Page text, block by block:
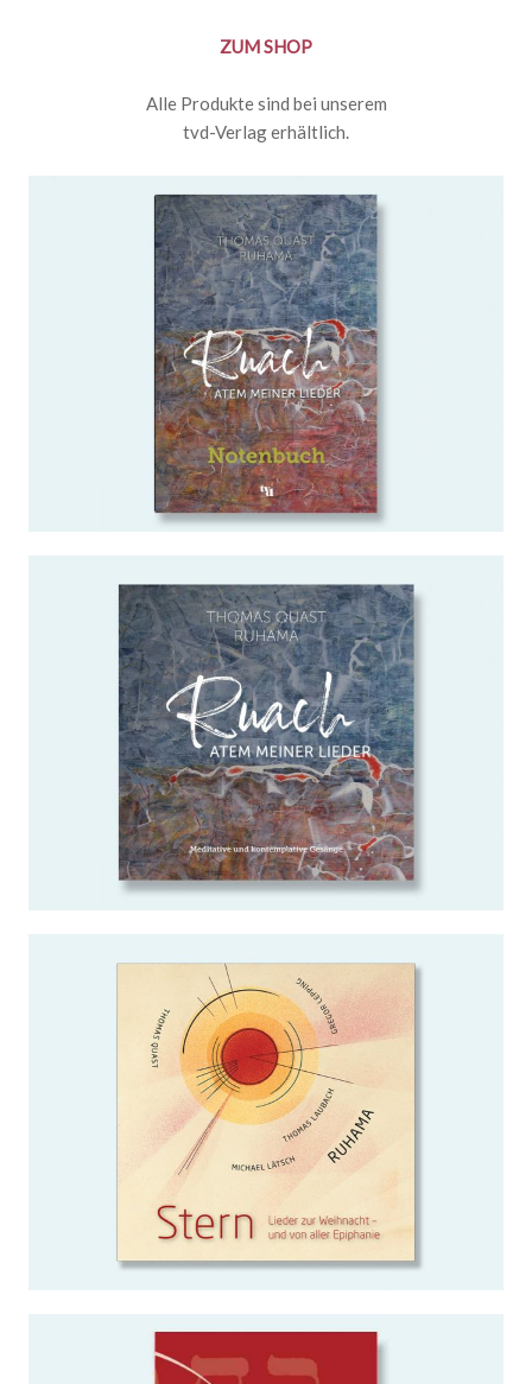
ZUM SHOP
Alle Produkte sind bei unserem
tvd-Verlag erhältlich.
Ruach - Atem meiner Lieder |
Notenbuch
WEITERLESEN …
Ruach - Atem meiner Lieder
WEITERLESEN …
WEITERLESEN …
Chorbuch_2